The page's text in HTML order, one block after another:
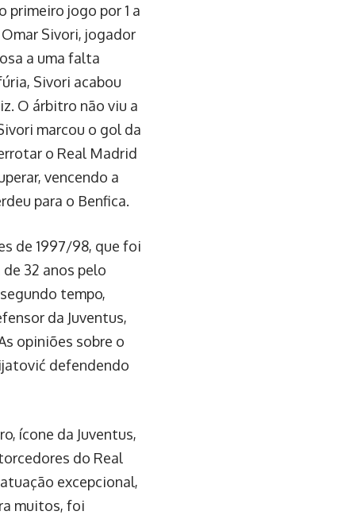
primeiro jogo por 1 a
Sivori, jogador
a uma falta
Sivori acabou
O árbitro não viu a
marcou o gol da
o Real Madrid
vencendo a
para o Benfica.
de 1997/98, que foi
32 anos pelo
tempo,
da Juventus,
opiniões sobre o
defendendo
ícone da Juventus,
do Real
excepcional,
muitos, foi